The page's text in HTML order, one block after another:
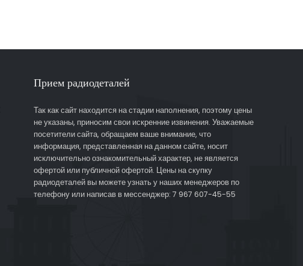
Прием радиодеталей
Так как сайт находится на стадии наполнения, поэтому цены
не указаны, приносим свои искренние извинения. Уважаемые
посетители сайта, обращаем ваше внимание, что
информация, представленная на данном сайте, носит
исключительно ознакомительный характер, не является
офертой или публичной офертой. Цены на скупку
радиодеталей вы можете узнать у наших менеджеров по
телефону или написав в мессенджер: 7 967 607-45-55